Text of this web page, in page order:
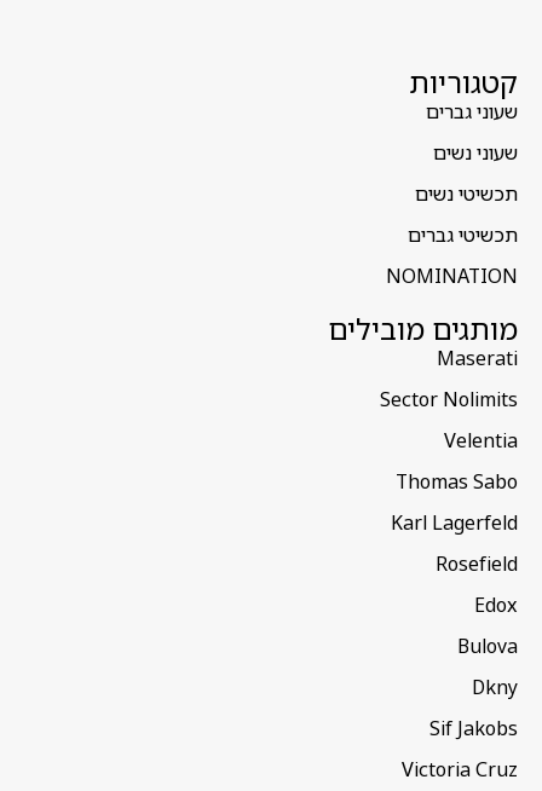
קטגוריות
שעוני גברים
שעוני נשים
תכשיטי נשים
תכשיטי גברים
NOMINATION
מותגים מובילים
Maserati
Sector Nolimits
Velentia
Thomas Sabo
Karl Lagerfeld
Rosefield
Edox
Bulova
Dkny
Sif Jakobs
Victoria Cruz